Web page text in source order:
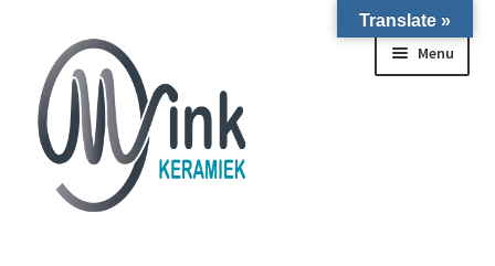
Ga door naar navigatie
Ga naar de inhoud
Menu
Translate »